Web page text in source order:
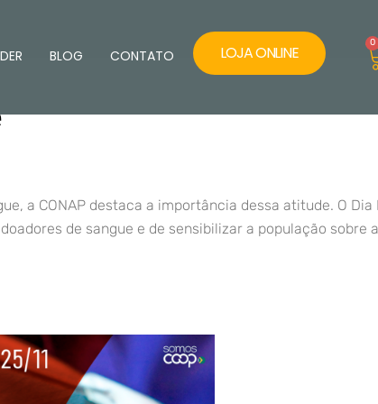
BLOG CONTATO LOJA ONLINE 0
a CONAP destaca a importância dessa atitude. O Dia
de sangue e de sensibilizar a população sobre